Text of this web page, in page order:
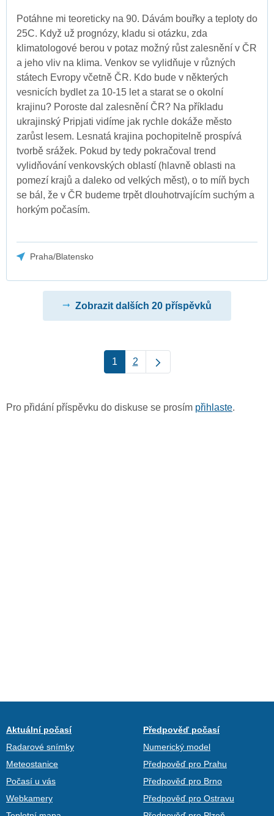
Potáhne mi teoreticky na 90. Dávám bouřky a teploty do
25C. Když už prognózy, kladu si otázku, zda
klimatologové berou v potaz možný růst zalesnění v ČR
a jeho vliv na klima. Venkov se vylidňuje v různých
státech Evropy včetně ČR. Kdo bude v některých
vesnicích bydlet za 10-15 let a starat se o okolní
krajinu? Poroste dal zalesnění ČR? Na příkladu
ukrajinský Pripjati vidíme jak rychle dokáže město
zarůst lesem. Lesnatá krajina pochopitelně prospívá
tvorbě srážek. Pokud by tedy pokračoval trend
vylidňování venkovských oblastí (hlavně oblasti na
pomezí krajů a daleko od velkých měst), o to míň bych
se bál, že v ČR budeme trpět dlouhotrvajícím suchým a
horkým počasím.
Praha/Blatensko
Zobrazit dalších 20 příspěvků
1 2
Pro přidání příspěvku do diskuse se prosím přihlaste.
Aktuální počasí
Radarové snímky
Meteostanice
Počasí u vás
Webkamery
Předpověď počasí
Numerický model
Předpověď pro Prahu
Předpověď pro Brno
Předpověď pro Ostravu